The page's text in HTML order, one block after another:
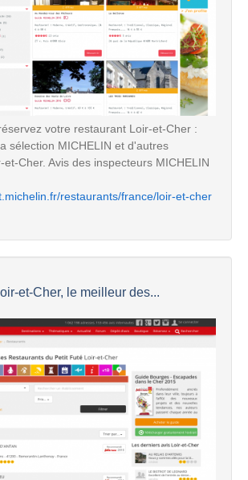
votre restaurant Loir-et-Cher :
sélection MICHELIN et d'autres
Cher. Avis des inspecteurs MICHELIN
restaurants/france/loir-et-cher
et-Cher, le meilleur des...